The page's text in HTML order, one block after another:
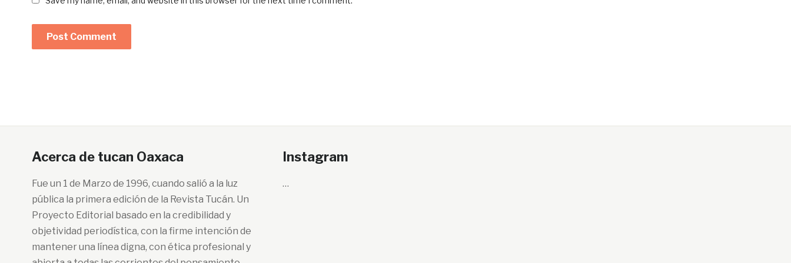
Acerca de tucan Oaxaca
Fue un 1 de Marzo de 1996, cuando salió a la luz
pública la primera edición de la Revista Tucán. Un
Proyecto Editorial basado en la credibilidad y
objetividad periodística, con la firme intención de
mantener una línea digna, con ética profesional y
Instagram
…